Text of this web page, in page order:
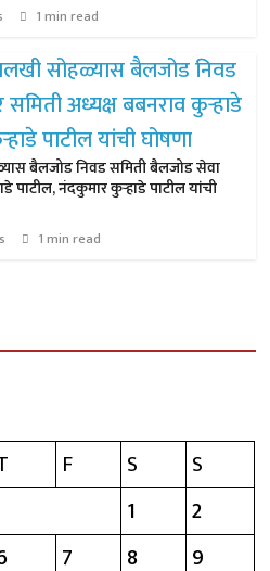
1 min read
बैलजोड निवड समिती बैलजोड सेवा
पाटील, नंदकुमार कुऱ्हाडे पाटील यांची
1 min read
F S
S
1
2
7 8
9